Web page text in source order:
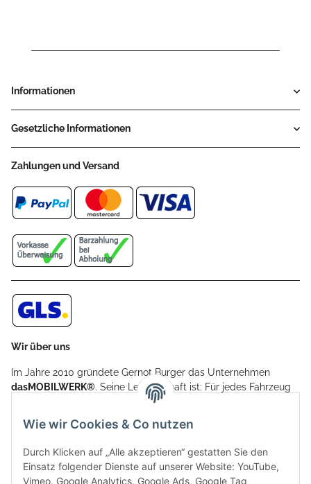
Informationen
Gesetzliche Informationen
Zahlungen und Versand
Wir über uns
Im Jahre 2010 gründete Gernot Burger das Unternehmen
dasMOBILWERK®. Seine Leidenschaft ist: Für jedes Fahrzeug
ein Car Cover anzubieten - passgenau und individuell.
Aufgrund der vielen positiven Kundenrückmeldungen kamen
weitere Produkte, wie Reifenschuhe, Hardtopständer hinzu.
Seine Reifenschoner werden in Deutschland produziert und
sind mit hochwertigen Techniken und Materialien gefertigt.
Wie wir Cookies & Co nutzen
Durch Klicken auf „Alle akzeptieren“ gestatten Sie den
Einsatz folgender Dienste auf unserer Website: YouTube,
Vimeo, Google Analytics, Google Ads, Google Tag